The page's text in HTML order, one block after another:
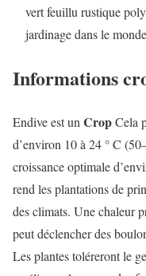
vert feuillu rustique
jardinage dans le
Informations
Endive est un CropCela
d’environ 10 à 24 ° C
croissance optimale
rend les plantations de
des climats. Une chaleur
peut déclencher des
Les plantes toléreront le